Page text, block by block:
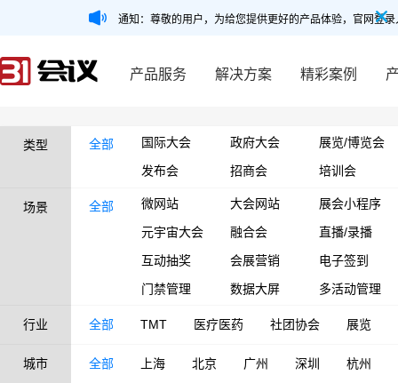
通知：尊敬的用户，为给您提供更好的产品体验，官网登
产品服务 解决方案 精彩案例
类型 全部 国际大会 政府大会
展览/博览会
发布会
招商会 培训会
场景 全部 微网站 大会网站
展会小程序
元宇宙大会
融合会
直播/录播
互动抽奖
会展营销
电子签到
门禁管理
数据大屏 多活动管理
行业 全部 TMT 医疗医药 社团协会 展览
城市 全部 上海 北京 广州 深圳 杭州